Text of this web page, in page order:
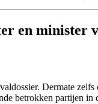
en minister
Dermate
betrokken partijen in